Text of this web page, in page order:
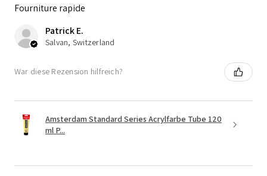
Fourniture rapide
Patrick E.
Salvan, Switzerland
War diese Rezension hilfreich?
Amsterdam Standard Series Acrylfarbe Tube 120
ml P...